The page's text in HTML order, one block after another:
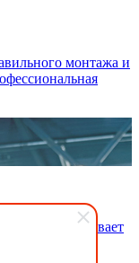
монтажа и
разрабатывает